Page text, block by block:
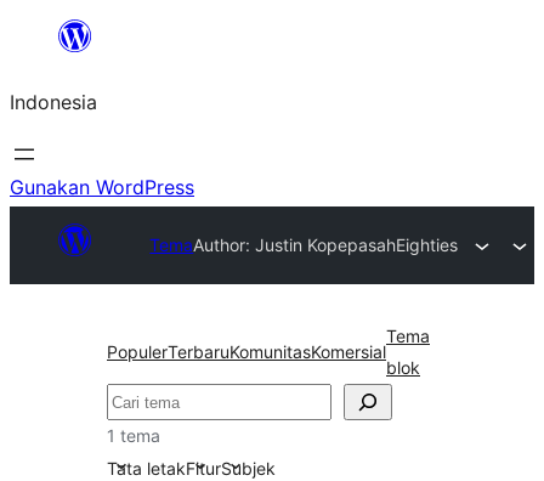
Lewati
konten
Indonesia
Gunakan WordPress
TemaAuthor: Justin KopepasahEighties
PopulerTerbaruKomunitasKomersial
Tema
blok
Cari
1 tema
Tata letakFiturSubjek